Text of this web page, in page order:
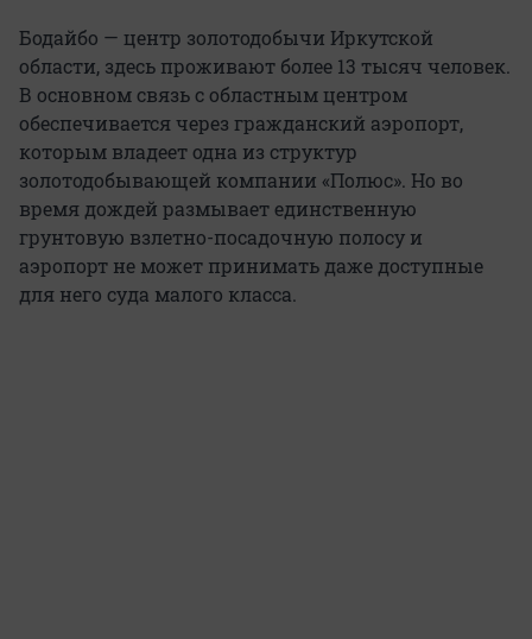
Бодайбо — центр золотодобычи Иркутской
области, здесь проживают более 13 тысяч человек.
В основном связь с областным центром
обеспечивается через гражданский аэропорт,
которым владеет одна из структур
золотодобывающей компании «Полюс». Но во
время дождей размывает единственную
грунтовую взлетно-посадочную полосу и
аэропорт не может принимать даже доступные
для него суда малого класса.